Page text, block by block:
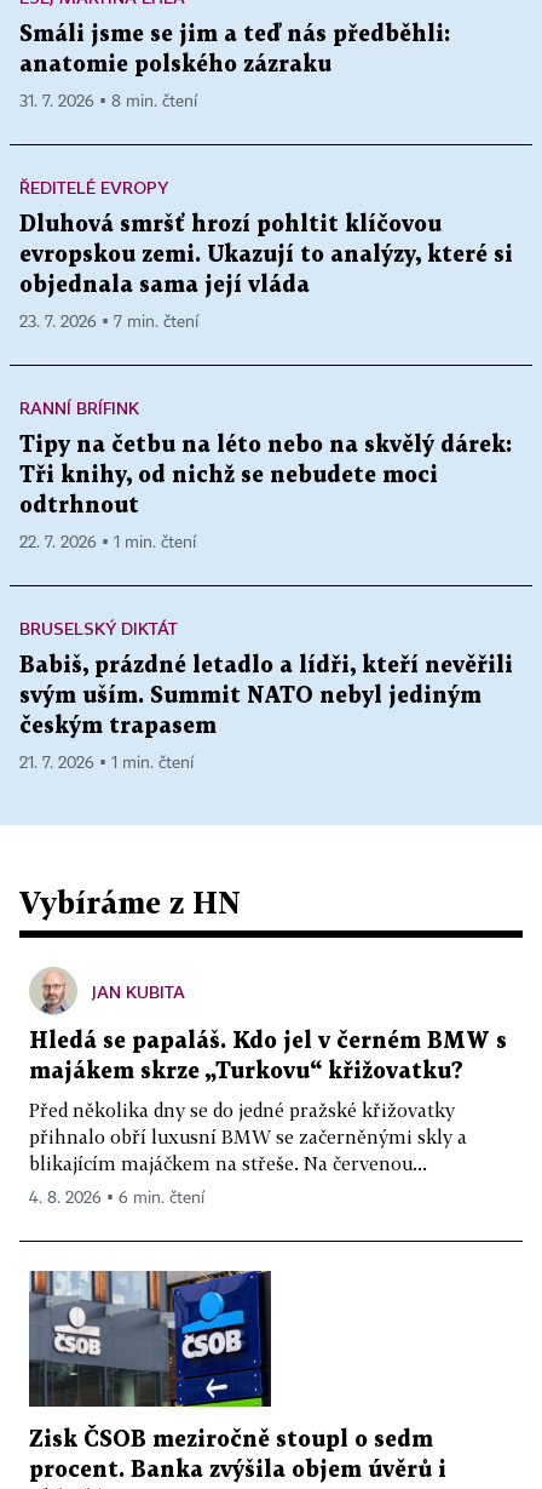
Smáli jsme se jim a teď nás předběhli:
anatomie polského zázraku
31. 7. 2026 ▪ 8 min. čtení
ŘEDITELÉ EVROPY
Dluhová smršť hrozí pohltit klíčovou
evropskou zemi. Ukazují to analýzy, které si
objednala sama její vláda
23. 7. 2026 ▪ 7 min. čtení
RANNÍ BRÍFINK
Tipy na četbu na léto nebo na skvělý dárek:
Tři knihy, od nichž se nebudete moci
odtrhnout
22. 7. 2026 ▪ 1 min. čtení
BRUSELSKÝ DIKTÁT
Babiš, prázdné letadlo a lídři, kteří nevěřili
svým uším. Summit NATO nebyl jediným
českým trapasem
21. 7. 2026 ▪ 1 min. čtení
Vybíráme z HN
JAN KUBITA
Hledá se papaláš. Kdo jel v černém BMW s
majákem skrze „Turkovu“ křižovatku?
Před několika dny se do jedné pražské křižovatky
přihnalo obří luxusní BMW se začerněnými skly a
blikajícím majáčkem na střeše. Na červenou...
4. 8. 2026 ▪ 6 min. čtení
Zisk ČSOB meziročně stoupl o sedm
procent. Banka zvýšila objem úvěrů i